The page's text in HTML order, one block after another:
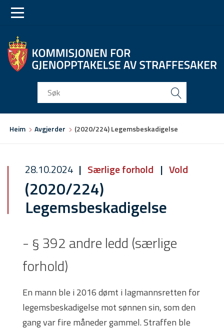
to
to
Heim Avgjerder (2020/224) Legemsbeskadigelse
28.10.2024 Særlige forhold Vold
(2020/224)
Legemsbeskadigelse
- § 392 andre ledd (særlige
forhold)
En mann ble i 2016 dømt i lagmannsretten for
legemsbeskadigelse mot sønnen sin, som den
gang var fire måneder gammel. Straffen ble